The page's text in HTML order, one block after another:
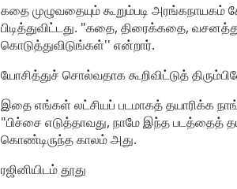
கதை முழுவதையும் கூறும்படி
பிடித்துவிட்டது. "கதை, திரைக்கதை,
கொடுத்துவிடுங்கள்'' என்றார்.
யோசித்துச் சொல்வதாக கூறிவிட்டுத்
இதை எங்கள் லட்சியப் படமாகத் தயாரிக்க
"பிச்சை எடுத்தாவது, நாமே இந்த படத்தைத்
கொண்டிருந்த காலம் அது.
ரஜினியிடம் தூது